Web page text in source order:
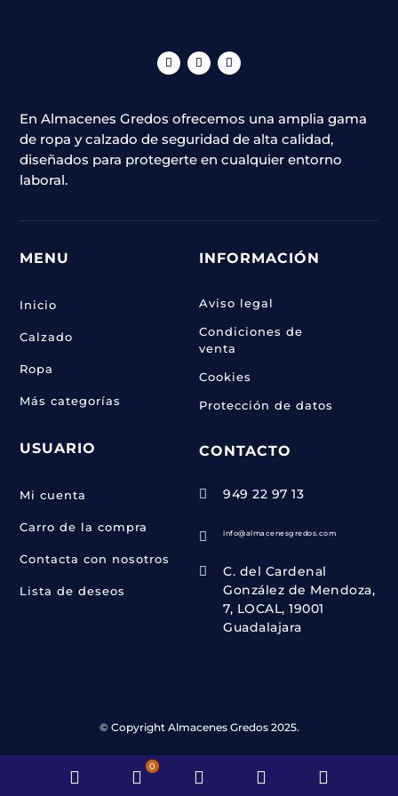
en
página
producto
En Almacenes Gredos ofrecemos una amplia gama
de ropa y calzado de seguridad de alta calidad,
diseñados para protegerte en cualquier entorno
laboral.
MENU
Inicio
Calzado
Ropa
Más categorías
USUARIO
Mi cuenta
Carro de la compra
Contacta con nosotros
Lista de deseos
INFORMACIÓN
Aviso legal
Condiciones de
venta
Cookies
Protección de datos
CONTACTO
 949 22 97 13
 info@almacenesgredos.com

C. del Cardenal
González de Mendoza,
7, LOCAL, 19001
Guadalajara
© Copyright Almacenes Gredos 2025.
Inicio 0
WooCommerce
Phone Email